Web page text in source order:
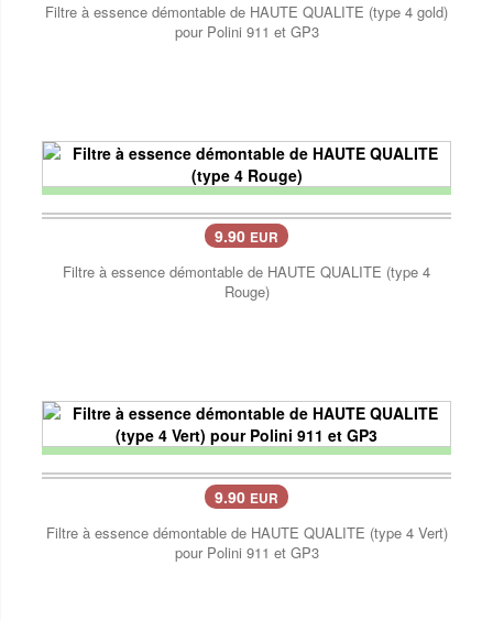
Filtre à essence démontable de HAUTE QUALITE (type 4 gold)
pour Polini 911 et GP3
9.90 EUR
Filtre à essence démontable de HAUTE QUALITE (type 4
Rouge)
9.90 EUR
Filtre à essence démontable de HAUTE QUALITE (type 4 Vert)
pour Polini 911 et GP3